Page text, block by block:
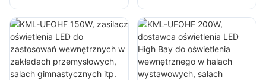
oświetlenia
wysokiego
składowania LED
do zakładów
przemysłowych,
oświetlenia
wysokiego
składowania LED
do zakładów
przemysłowych,